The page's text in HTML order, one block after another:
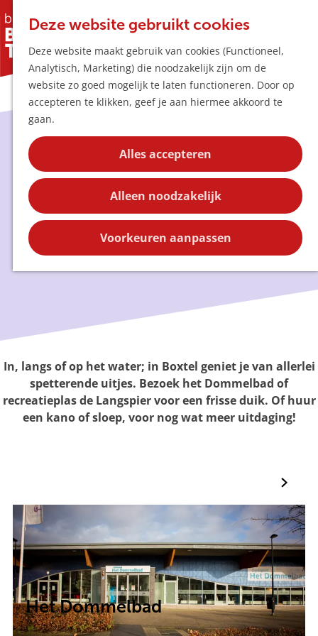
Deze website gebruikt cookies
Deze website maakt gebruik van cookies (Functioneel,
Analytisch, Marketing) die noodzakelijk zijn om de
website zo goed mogelijk te laten functioneren. Door op
accepteren te klikken, geef je aan hiermee akkoord te
gaan.
Alles accepteren
Alleen noodzakelijk
Voorkeuren aanpassen
e
K
a
r
t
Z
e
k
e
n
e
n
u
Hotspots
Uitagenda
Plan je bezoek
Bereikbaarheid
Overnachten
Kortingen
Blog
Contact
Beleef bij het water van
Boxtel
In Boxtel geniet je van allerlei spetterende
uitjes.
In, langs of op het water; in Boxtel geniet je van allerlei
spetterende uitjes. Bezoek het Dommelbad of
recreatieplas de Langspier voor een frisse duik. Of huur
een kano of sloep, voor nog wat meer uitdaging!
Het Dommelbad
e
t
D
o
m
m
e
l